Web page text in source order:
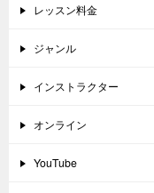
レッスン料金
ジャンル
インストラクター
オンライン
YouTube